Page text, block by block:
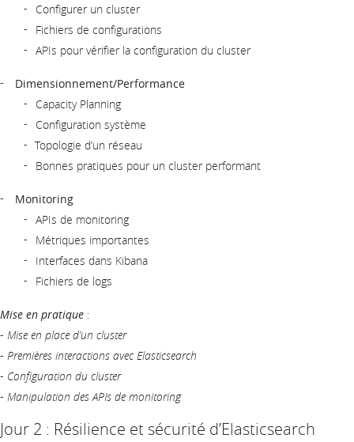
Configurer un cluster
Fichiers de configurations
APIs pour vérifier la configuration du cluster
Dimensionnement/Performance
Capacity Planning
Configuration système
Topologie d’un réseau
Bonnes pratiques pour un cluster performant
Monitoring
APIs de monitoring
Métriques importantes
Interfaces dans Kibana
Fichiers de logs
Mise en pratique :
- Mise en place d’un cluster
- Premières interactions avec Elasticsearch
- Configuration du cluster
- Manipulation des APIs de monitoring
Jour 2 : Résilience et sécurité d’Elasticsearch